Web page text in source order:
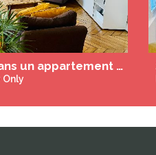
Chambre d'hôte dans un appartement haussmannien naturiste à Paris proche de Montmartre
Only